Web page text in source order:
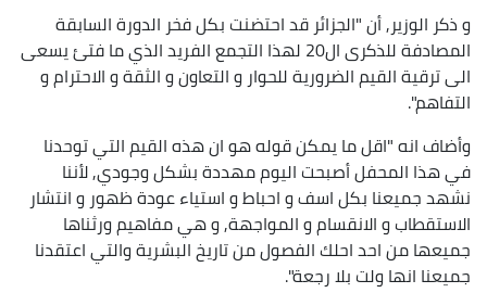
و ذكر الوزير, أن "الجزائر قد احتضنت بكل فخر الدورة السابقة
المصادفة للذكرى ال20 لهذا التجمع الفريد الذي ما فتئ يسعى
الى ترقية القيم الضرورية للحوار و التعاون و الثقة و الاحترام و
التفاهم".
وأضاف انه "اقل ما يمكن قوله هو ان هذه القيم التي توحدنا
في هذا المحفل أصبحت اليوم مهددة بشكل وجودي, لأننا
نشهد جميعنا بكل اسف و احباط و استياء عودة ظهور و انتشار
الاستقطاب و الانقسام و المواجهة, و هي مفاهيم ورثناها
جميعها من احد احلك الفصول من تاريخ البشرية والتي اعتقدنا
جميعنا انها ولت بلا رجعة".